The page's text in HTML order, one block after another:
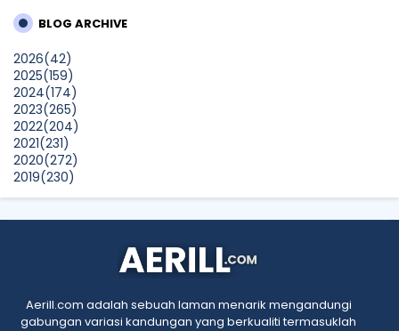
Cawangan Ke 21 di Bandar Baru Nilai, Negeri Sembilan.
BLOG ARCHIVE
2026(42)
2025(159)
2024(174)
2023(265)
2022(204)
2021(231)
2020(272)
2019(230)
2018(496)
2011(45)
Aerill.com adalah sebuah laman menarik mengandungi
gabungan variasi kandungan yang berkualiti termasuklah